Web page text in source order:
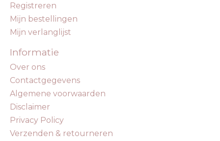
Registreren
Mijn bestellingen
Mijn verlanglijst
Informatie
Over ons
Contactgegevens
Algemene voorwaarden
Disclaimer
Privacy Policy
Verzenden & retourneren